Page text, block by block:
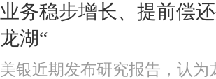
业务稳步增长、提前偿
龙湖“
美银近期发布研究报告，认为